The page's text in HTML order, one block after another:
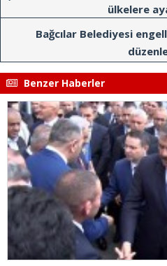
ülkelere
Bağcılar Belediyesi
Benzer Haberler